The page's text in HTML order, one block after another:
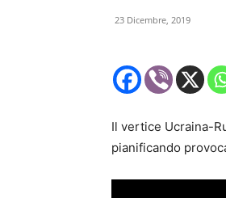
23 Dicembre, 2019
Il vertice Ucraina-
pianificando